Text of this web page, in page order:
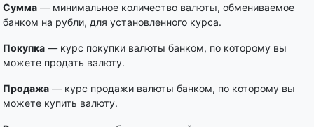
Сумма — минимальное количество валюты, обмениваемое
банком на рубли, для установленного курса.
Покупка — курс покупки валюты банком, по которому вы
можете продать валюту.
Продажа — курс продажи валюты банком, по которому вы
можете купить валюту.